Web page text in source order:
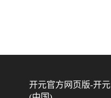
开元官方网页版-开元